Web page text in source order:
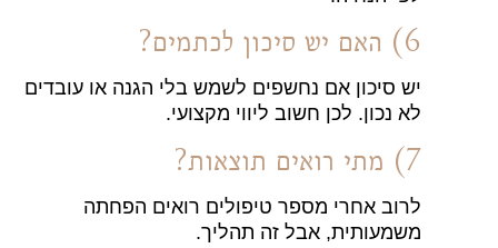
6) האם יש סיכון לכתמים?
יש סיכון אם נחשפים לשמש בלי הגנה או עובדים
לא נכון. לכן חשוב ליווי מקצועי.
7) מתי רואים תוצאות?
לרוב אחרי מספר טיפולים רואים הפחתה
משמעותית, אבל זה תהליך.